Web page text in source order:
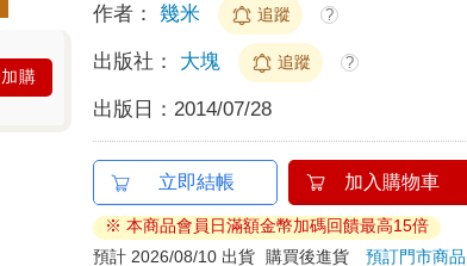
加購
作者： 幾米 追蹤 ?
出版社： 大塊 追蹤 ?
出版日： 2014/07/28
立即結帳 加入購物車
※ 本商品會員日滿額金幣加碼回饋最高15倍
預計 2026/08/10 出貨
購買後進貨預訂門市商品